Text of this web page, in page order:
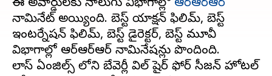
ఈ అవార్డులకు నాలుగు విభాగాల్లో ఆర్ఆర్ఆర్
నామినేట్ అయ్యింది. బెస్ట్ యాక్షన్ ఫిలిమ్, బెస్ట్
ఇంటర్నేషన్ ఫిలిమ్, బెస్ట్ డైరెక్టర్, బెస్ట్ మూవీ
విభాగాల్లో ఆర్ఆర్ఆర్ నామినేషన్లు పొందింది.
లాస్ ఏంజిల్స్ లోని బేవెర్లీ విల్ షైర్ ఫోర్ సీజన్ హోటల్